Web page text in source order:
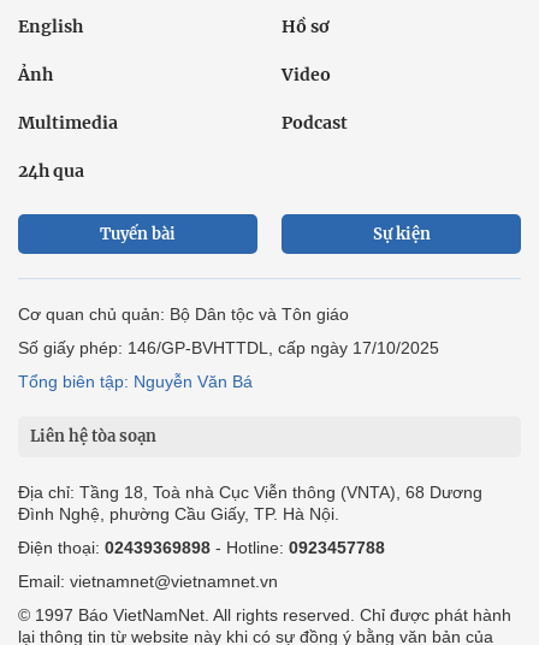
English Hồ sơ
Ảnh Video
Multimedia Podcast
24h qua
Tuyến bài Sự kiện
Cơ quan chủ quản: Bộ Dân tộc và Tôn giáo
Số giấy phép: 146/GP-BVHTTDL, cấp ngày 17/10/2025
Tổng biên tập: Nguyễn Văn Bá
Liên hệ tòa soạn
Địa chỉ: Tầng 18, Toà nhà Cục Viễn thông (VNTA), 68 Dương
Đình Nghệ, phường Cầu Giấy, TP. Hà Nội.
Điện thoại: 02439369898 - Hotline: 0923457788
Email: vietnamnet@vietnamnet.vn
© 1997 Báo VietNamNet. All rights reserved. Chỉ được phát hành
lại thông tin từ website này khi có sự đồng ý bằng văn bản của